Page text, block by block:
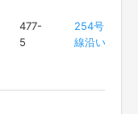
477-
5
254号
線沿い